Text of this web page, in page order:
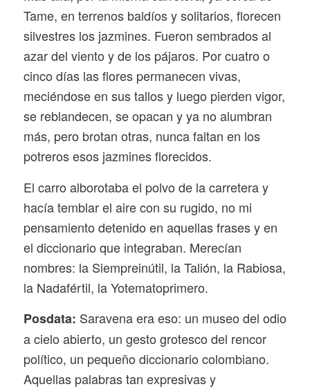
Tame, en terrenos baldíos y solitarios, florecen
silvestres los jazmines. Fueron sembrados al
azar del viento y de los pájaros. Por cuatro o
cinco días las flores permanecen vivas,
meciéndose en sus tallos y luego pierden vigor,
se reblandecen, se opacan y ya no alumbran
más, pero brotan otras, nunca faltan en los
potreros esos jazmines florecidos.
El carro alborotaba el polvo de la carretera y
hacía temblar el aire con su rugido, no mi
pensamiento detenido en aquellas frases y en
el diccionario que integraban. Merecían
nombres: la Siempreinútil, la Talión, la Rabiosa,
la Nadafértil, la Yotematoprimero.
Posdata: Saravena era eso: un museo del odio
a cielo abierto, un gesto grotesco del rencor
político, un pequeño diccionario colombiano.
Aquellas palabras tan expresivas y